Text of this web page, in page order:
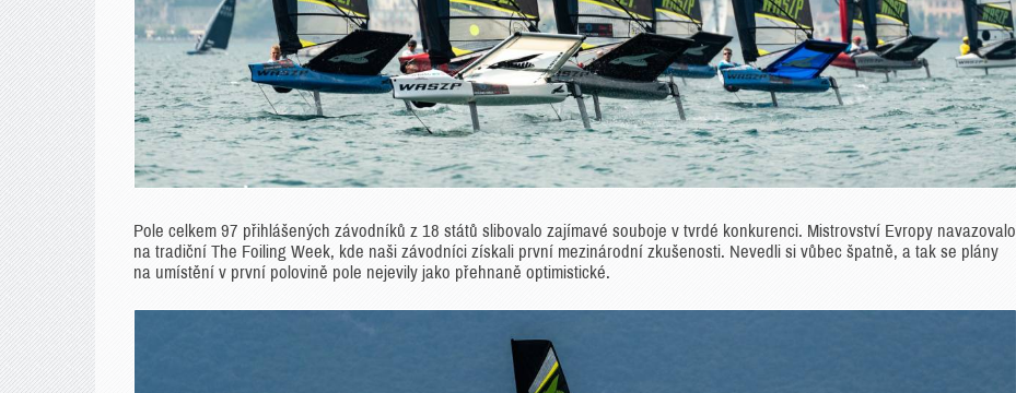
Pole celkem 97 přihlášených závodníků z 18 států slibovalo zajímavé souboje v tvrdé konkurenci. Mistrovství Evropy navazovalo
na tradiční The Foiling Week, kde naši závodníci získali první mezinárodní zkušenosti. Nevedli si vůbec špatně, a tak se plány
na umístění v první polovině pole nejevily jako přehnaně optimistické.